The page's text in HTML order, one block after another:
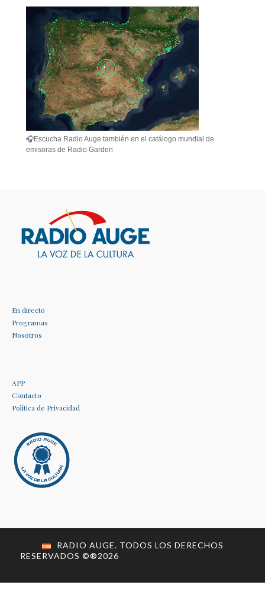
🎧Escucha Radio Auge también en el catálogo mundial de
emisoras de Radio Garden
En directo
Programas
Nosotros
APP
Contacto
Política de Privacidad
RADIO AUGE. TODOS LOS DERECHOS
RESERVADOS ©®2026